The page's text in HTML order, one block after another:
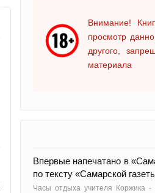
Внимание!
просмотр
другого,
материала
Впервые напечатано в
по тексту «Самарской
Часы отдыха учителя Коржика -